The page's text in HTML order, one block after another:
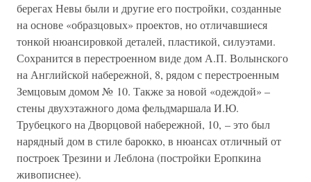
берегах Невы были и другие его постройки, созданные
на основе «образцовых» проектов, но отличавшиеся
тонкой нюансировкой деталей, пластикой, силуэтами.
Сохранится в перестроенном виде дом А.П. Волынского
на Английской набережной, 8, рядом с перестроенным
Земцовым домом № 10. Также за новой «одеждой» –
стены двухэтажного дома фельдмаршала И.Ю.
Трубецкого на Дворцовой набережной, 10, – это был
нарядный дом в стиле барокко, в нюансах отличный от
построек Трезини и Леблона (постройки Еропкина
живописнее).